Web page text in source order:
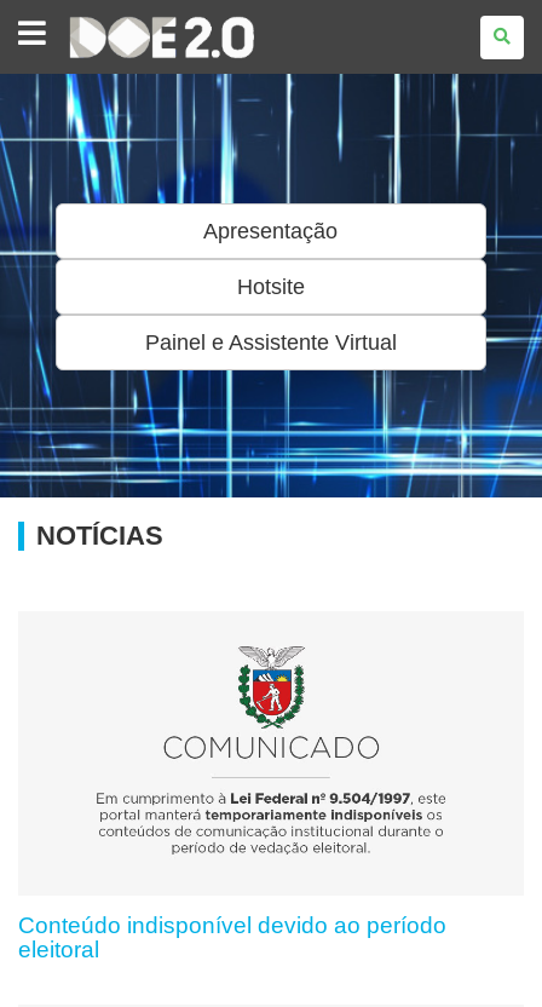
OPR
ORÇAMENTO
PARA
RESULTADOS
Apresentação
Hotsite
Painel e Assistente Virtual
NOTÍCIAS
Conteúdo indisponível devido ao período
eleitoral